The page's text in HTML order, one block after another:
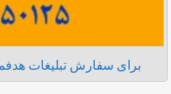
برای سفارش تبلیغات